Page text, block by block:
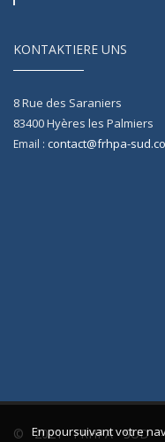
KONTAKTIERE UNS
8 Rue des Saraniers
83400Hyères les Palmiers
Email : contact@frhpa-
© 2021 FRHPA
En poursuivant votre